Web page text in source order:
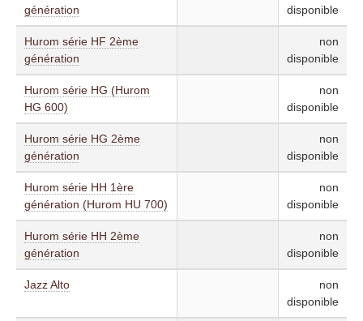
génération
disponible
Hurom série HF 2ème
génération
non
disponible
Hurom série HG (Hurom
HG 600)
non
disponible
Hurom série HG 2ème
génération
non
disponible
Hurom série HH 1ère
génération (Hurom HU 700)
non
disponible
Hurom série HH 2ème
génération
non
disponible
Jazz Alto
non
disponible